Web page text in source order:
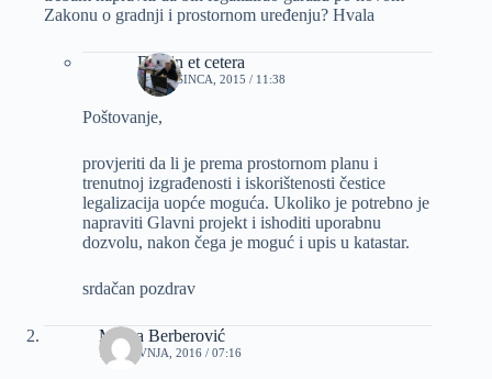
Zakonu o gradnji i prostornom uređenju? Hvala
Dizajn et cetera
14 PROSINCA, 2015 / 11:38
Poštovanje,
provjeriti da li je prema prostornom planu i
trenutnoj izgrađenosti i iskorištenosti čestice
legalizacija uopće moguća. Ukoliko je potrebno je
napraviti Glavni projekt i ishoditi uporabnu
dozvolu, nakon čega je moguć i upis u katastar.
srdačan pozdrav
Minka Berberović
15 TRAVNJA, 2016 / 07:16